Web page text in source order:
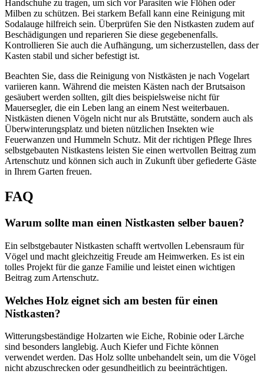
Handschuhe zu tragen, um sich vor Parasiten wie Flöhen oder
Milben zu schützen. Bei starkem Befall kann eine Reinigung mit
Sodalauge hilfreich sein. Überprüfen Sie den Nistkasten zudem auf
Beschädigungen und reparieren Sie diese gegebenenfalls.
Kontrollieren Sie auch die Aufhängung, um sicherzustellen, dass der
Kasten stabil und sicher befestigt ist.
Beachten Sie, dass die Reinigung von Nistkästen je nach Vogelart
variieren kann. Während die meisten Kästen nach der Brutsaison
gesäubert werden sollten, gilt dies beispielsweise nicht für
Mauersegler, die ein Leben lang an einem Nest weiterbauen.
Nistkästen dienen Vögeln nicht nur als Brutstätte, sondern auch als
Überwinterungsplatz und bieten nützlichen Insekten wie
Feuerwanzen und Hummeln Schutz. Mit der richtigen Pflege Ihres
selbstgebauten Nistkastens leisten Sie einen wertvollen Beitrag zum
Artenschutz und können sich auch in Zukunft über gefiederte Gäste
in Ihrem Garten freuen.
FAQ
Warum sollte man einen Nistkasten selber bauen?
Ein selbstgebauter Nistkasten schafft wertvollen Lebensraum für
Vögel und macht gleichzeitig Freude am Heimwerken. Es ist ein
tolles Projekt für die ganze Familie und leistet einen wichtigen
Beitrag zum Artenschutz.
Welches Holz eignet sich am besten für einen
Nistkasten?
Witterungsbeständige Holzarten wie Eiche, Robinie oder Lärche
sind besonders langlebig. Auch Kiefer und Fichte können
verwendet werden. Das Holz sollte unbehandelt sein, um die Vögel
nicht abzuschrecken oder gesundheitlich zu beeinträchtigen.